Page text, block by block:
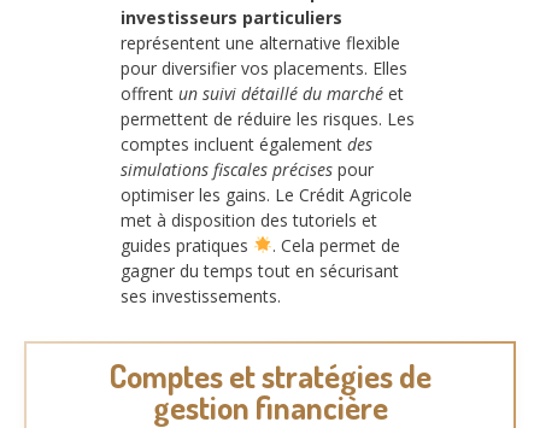
investisseurs particuliers
représentent une alternative flexible
pour diversifier vos placements. Elles
offrent un suivi détaillé du marché et
permettent de réduire les risques. Les
comptes incluent également des
simulations fiscales précises pour
optimiser les gains. Le Crédit Agricole
met à disposition des tutoriels et
guides pratiques
. Cela permet de
gagner du temps tout en sécurisant
ses investissements.
Comptes et stratégies de
gestion financière